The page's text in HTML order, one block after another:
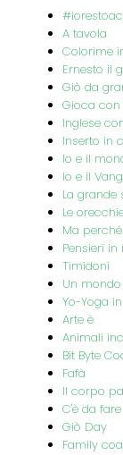
A tavola
Colorime
Ernesto il
Giò da
Gioca con
Inglese
Inserto in
Io e il
Io e il
La grande
Le
Ma perché
Pensieri in
Timidoni
Un
Yo-Yoga
Arte è
Animali
Bit Byte
Fafà
Il corpo
C'è da fare
Giò Day
Family